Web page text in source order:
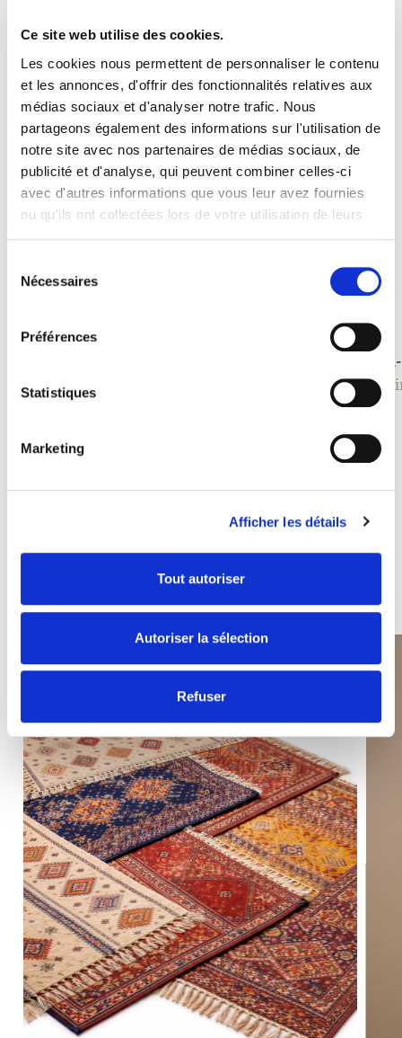
Ce site web utilise des cookies.
Les cookies nous permettent de personnaliser le contenu
et les annonces, d'offrir des fonctionnalités relatives aux
médias sociaux et d'analyser notre trafic. Nous
partageons également des informations sur l'utilisation de
notre site avec nos partenaires de médias sociaux, de
publicité et d'analyse, qui peuvent combiner celles-ci
avec d'autres informations que vous leur avez fournies
ou qu'ils ont collectées lors de votre utilisation de leurs
Nécessaires
Préférences
Statistiques
Marketing
Afficher les détails
Tout autoriser
Autoriser la sélection
Refuser
Décoration thématique
Souvent recherchés avec